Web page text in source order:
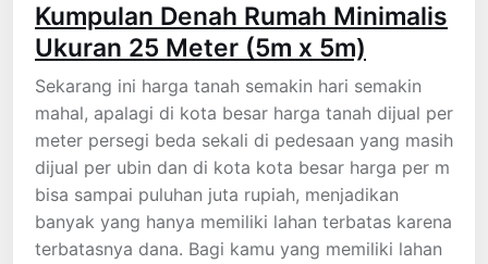
Kumpulan Denah Rumah Minimalis
Ukuran 25 Meter (5m x 5m)
Sekarang ini harga tanah semakin hari semakin
mahal, apalagi di kota besar harga tanah dijual per
meter persegi beda sekali di pedesaan yang masih
dijual per ubin dan di kota kota besar harga per m
bisa sampai puluhan juta rupiah, menjadikan
banyak yang hanya memiliki lahan terbatas karena
terbatasnya dana. Bagi kamu yang memiliki lahan